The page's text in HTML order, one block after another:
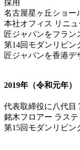
採用
名古屋星ヶ丘ショー
本社オフィス リニ
匠ジャパンをフラン
第14回モダンリビン
匠ジャパンを香港デ
2019年（令和元年）
代表取締役に八代目
銘木フロアー ラス
第15回モダンリビン